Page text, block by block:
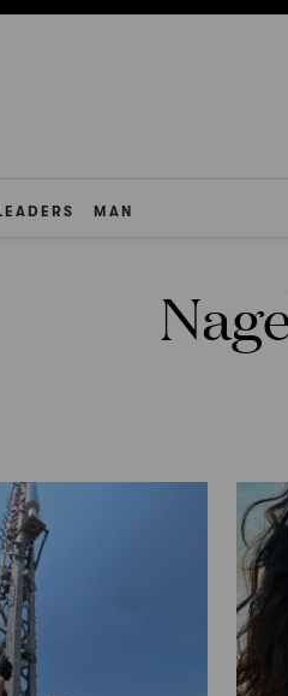
MAN